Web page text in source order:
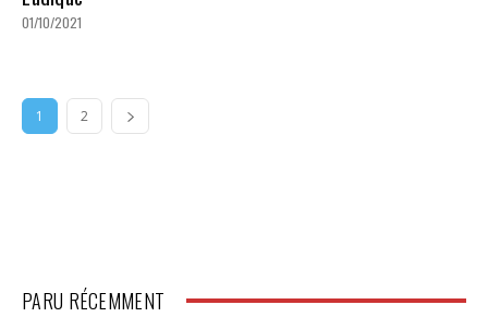
01/10/2021
1 2
PARU RÉCEMMENT